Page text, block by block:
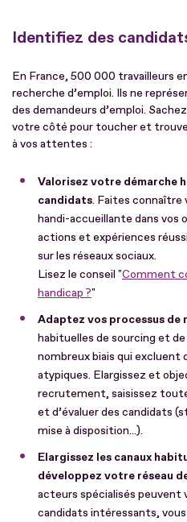
Identifiez des
En France, 500 000 travailleurs
recherche d’emploi. Ils ne
des demandeurs d’emploi.
votre côté pour toucher et
à vos attentes :
Valorisez votre démarche
candidats. Faites connaître
handi-accueillante dans vos
actions et expériences
sur les réseaux sociaux.
Lisez le conseil "Comment
handicap ?"
Adaptez vos processus de
habituelles de sourcing et
nombreux biais qui excluent
atypiques. Elargissez et
recrutement, saisissez
et d’évaluer des candidats
mise à disposition...).
Elargissez les canaux
développez votre réseau
acteurs spécialisés peuvent
candidats intéressants,